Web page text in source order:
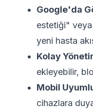
Google'da
estetiği" veya
yeni hasta
Kolay
ekleyebilir,
Mobil
cihazlara